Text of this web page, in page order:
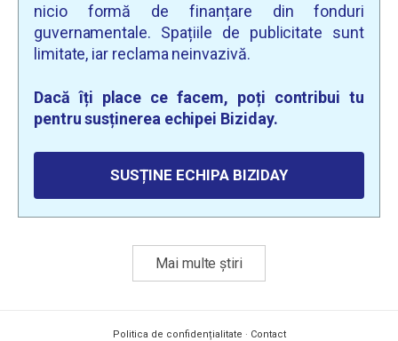
nicio formă de finanțare din fonduri
guvernamentale. Spațiile de publicitate sunt
limitate, iar reclama neinvazivă.
Dacă îți place ce facem, poți contribui tu
pentru susținerea echipei Biziday.
SUSȚINE ECHIPA BIZIDAY
Mai multe știri
Politica de confidențialitate · Contact